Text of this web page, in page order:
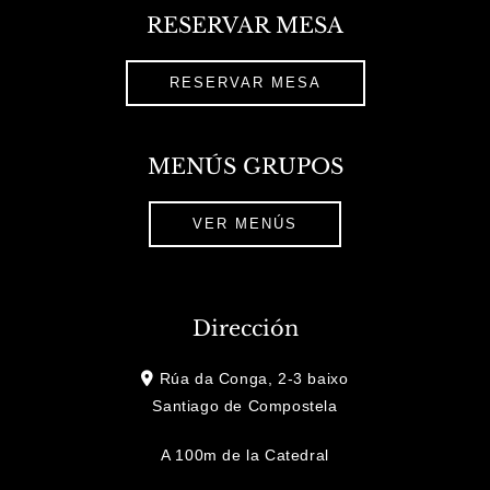
RESERVAR MESA
RESERVAR MESA
MENÚS GRUPOS
VER MENÚS
Dirección
Rúa da Conga, 2-3 baixo
Santiago de Compostela
A 100m de la Catedral